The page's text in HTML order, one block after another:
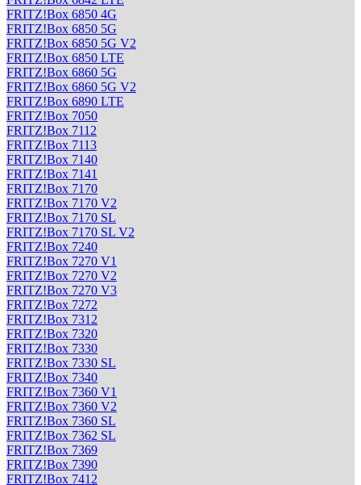
FRITZ!Box 6850 4G
FRITZ!Box 6850 5G
FRITZ!Box 6850 5G V2
FRITZ!Box 6850 LTE
FRITZ!Box 6860 5G
FRITZ!Box 6860 5G V2
FRITZ!Box 6890 LTE
FRITZ!Box 7050
FRITZ!Box 7112
FRITZ!Box 7113
FRITZ!Box 7140
FRITZ!Box 7141
FRITZ!Box 7170
FRITZ!Box 7170 V2
FRITZ!Box 7170 SL
FRITZ!Box 7170 SL V2
FRITZ!Box 7240
FRITZ!Box 7270 V1
FRITZ!Box 7270 V2
FRITZ!Box 7270 V3
FRITZ!Box 7272
FRITZ!Box 7312
FRITZ!Box 7320
FRITZ!Box 7330
FRITZ!Box 7330 SL
FRITZ!Box 7340
FRITZ!Box 7360 V1
FRITZ!Box 7360 V2
FRITZ!Box 7360 SL
FRITZ!Box 7362 SL
FRITZ!Box 7369
FRITZ!Box 7390
FRITZ!Box 7412